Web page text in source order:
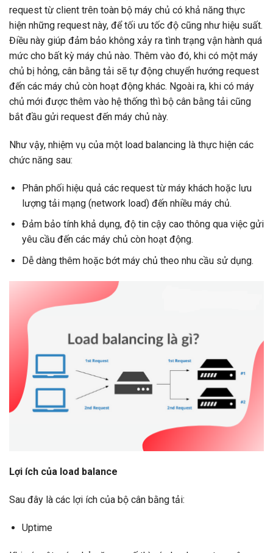
request từ client trên toàn bộ máy chủ có khả năng thực
hiện những request này, để tối ưu tốc độ cũng như hiệu suất.
Điều này giúp đảm bảo không xảy ra tình trạng vận hành quá
mức cho bất kỳ máy chủ nào. Thêm vào đó, khi có một máy
chủ bị hỏng, cân bằng tải sẽ tự động chuyển hướng request
đến các máy chủ còn hoạt động khác. Ngoài ra, khi có máy
chủ mới được thêm vào hệ thống thì bộ cân bằng tải cũng
bắt đầu gửi request đến máy chủ này.
Như vậy, nhiệm vụ của một load balancing là thực hiện các
chức năng sau:
Phân phối hiệu quả các request từ máy khách hoặc lưu
lượng tải mạng (network load) đến nhiều máy chủ.
Đảm bảo tính khả dụng, độ tin cậy cao thông qua việc gửi
yêu cầu đến các máy chủ còn hoạt động.
Dễ dàng thêm hoặc bớt máy chủ theo nhu cầu sử dụng.
Lợi ích của load balance
Sau đây là các lợi ích của bộ cân bằng tải:
Uptime